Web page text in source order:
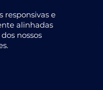
responsivas e
alinhadas
nossos